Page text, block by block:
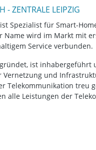
- ZENTRALE LEIPZIG
Spezialist für Smart-
Name wird im Markt mit
Service verbunden.
ist inhabergeführt
und
Telekommunikation treu
alle Leistungen der